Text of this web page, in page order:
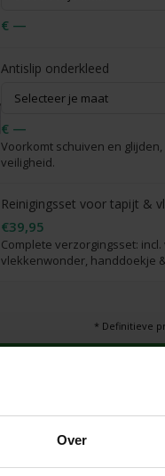
Over
€ —
Antislip onderkleed
€ —
Voorkomt schuiven en
veiligheid.
Reinigingsset voor tapijt &
€39,95
Complete verzorgingsset:
vlekkenwonder, handdoekje
* Definitieve